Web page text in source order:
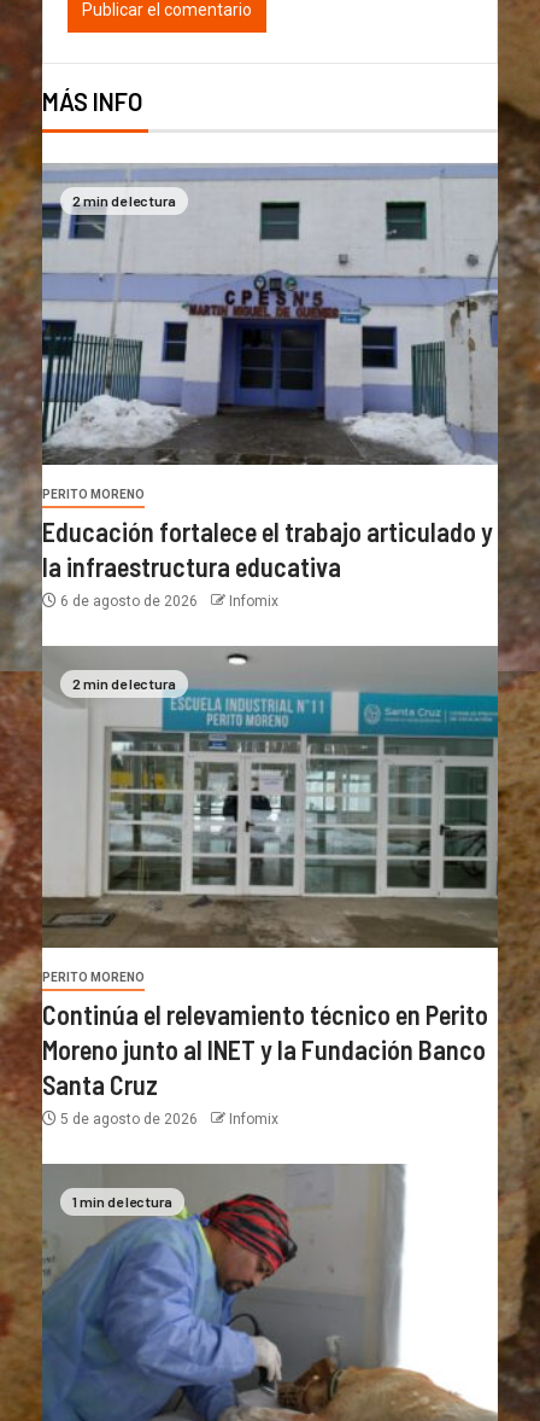
MÁS INFO
2 min de lectura
PERITO MORENO
Educación fortalece el trabajo articulado y
la infraestructura educativa
6 de agosto de 2026 Infomix
2 min de lectura
PERITO MORENO
Continúa el relevamiento técnico en Perito
Moreno junto al INET y la Fundación Banco
Santa Cruz
5 de agosto de 2026 Infomix
1 min de lectura